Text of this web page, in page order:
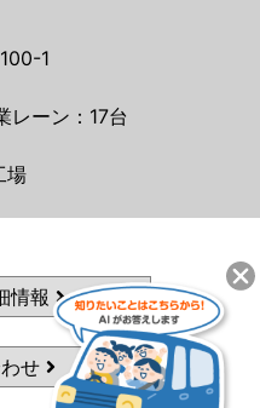
1
ーン：17台
場
情報
せ